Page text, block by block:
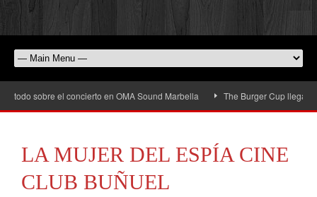
el concierto en OMA Sound Marbella The Burger Cup llega a San
LA MUJER DEL ESPÍA CINE
CLUB BUÑUEL